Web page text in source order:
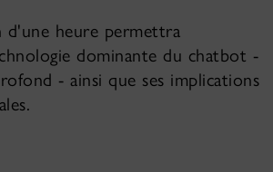
d'une heure permettra
dominante du chatbot -
- ainsi que ses implications